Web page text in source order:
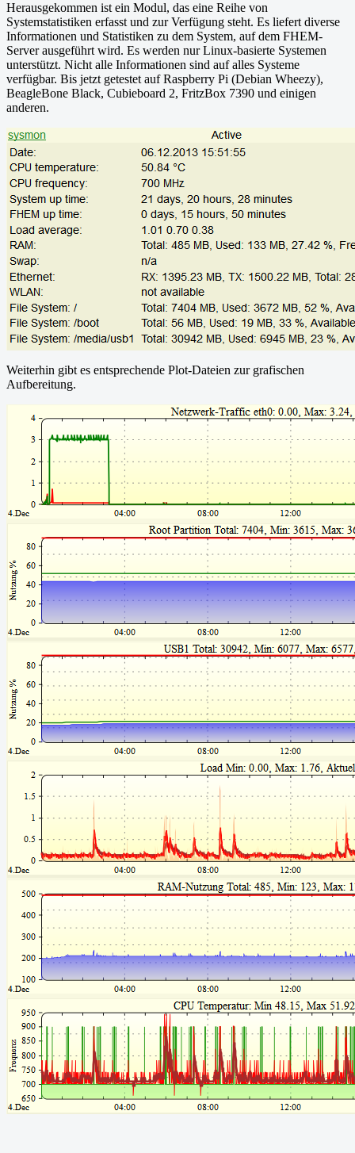
Herausgekommen ist ein Modul, das eine Reihe von
Systemstatistiken erfasst und zur Verfügung steht. Es liefert diverse
Informationen und Statistiken zu dem System, auf dem FHEM-
Server ausgeführt wird. Es werden nur Linux-basierte Systemen
unterstützt. Nicht alle Informationen sind auf alles Systeme
verfügbar. Bis jetzt getestet auf Raspberry Pi (Debian Wheezy),
BeagleBone Black, Cubieboard 2, FritzBox 7390 und einigen
anderen.
Weiterhin gibt es entsprechende Plot-Dateien zur grafischen
Aufbereitung.